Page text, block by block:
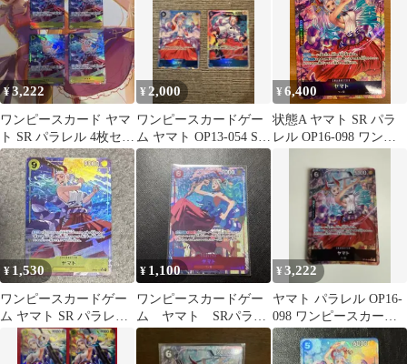
¥3,222
ワンピースカード ヤマ
ト SR パラレル 4枚セッ
ト
¥ 2,000
ワンピースカードゲー
ム ヤマト OP13-054 SR
パラレル 2枚セット
¥6,400
状態A ヤマト SR パラ
レル OP16-098 ワンピ
¥ 1,530
ワンピースカードゲー
ム ヤマト SR パラレル
OP04-112
¥ 1,100
ワンピースカードゲー
ム ヤマト SRパラレ
ル EB02-006
¥3,222
ヤマト パラレル OP16-
098 ワンピースカード
決戦の刻